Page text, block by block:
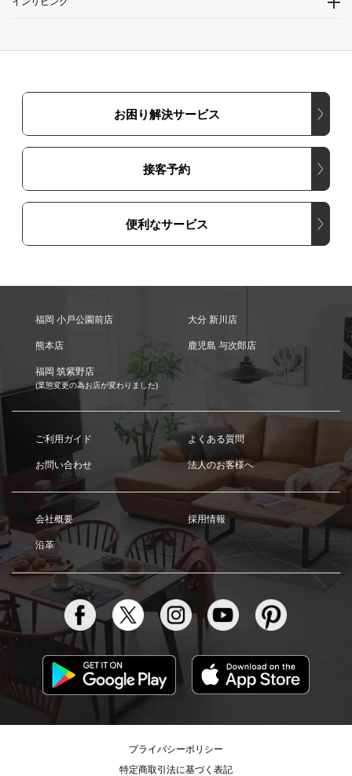
お困り解決サービス
接客予約
便利なサービス
福岡 小戸公園前店 大分 新川店
熊本店 鹿児島 与次郎店
福岡 筑紫野店
(業態変更の為お店が変わりました)
ご利用ガイド よくある質問
お問い合わせ 法人のお客様へ
会社概要 採用情報
沿革
プライバシーポリシー
特定商取引法に基づく表記